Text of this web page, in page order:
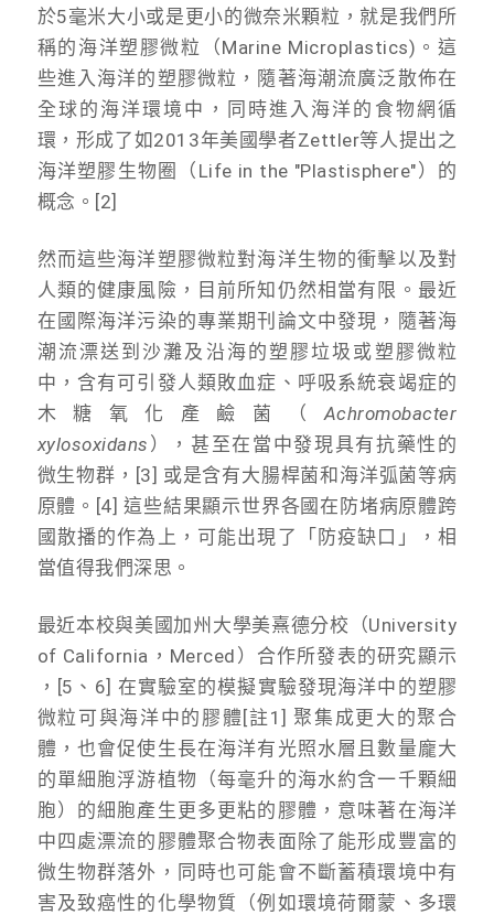
於5毫米大小或是更小的微奈米顆粒，就是我們所
稱的海洋塑膠微粒（Marine Microplastics)。這
些進入海洋的塑膠微粒，隨著海潮流廣泛散佈在
全球的海洋環境中，同時進入海洋的食物網循
環，形成了如2013年美國學者Zettler等人提出之
海洋塑膠生物圈（Life in the "Plastisphere"）的
概念。[2]
然而這些海洋塑膠微粒對海洋生物的衝擊以及對
人類的健康風險，目前所知仍然相當有限。最近
在國際海洋污染的專業期刊論文中發現，隨著海
潮流漂送到沙灘及沿海的塑膠垃圾或塑膠微粒
中，含有可引發人類敗血症、呼吸系統衰竭症的
木糖氧化產鹼菌（ Achromobacter
xylosoxidans ），甚至在當中發現具有抗藥性的
微生物群，[3] 或是含有大腸桿菌和海洋弧菌等病
原體。[4] 這些結果顯示世界各國在防堵病原體跨
國散播的作為上，可能出現了「防疫缺口」，相
當值得我們深思。
最近本校與美國加州大學美熹德分校（University
of California，Merced）合作所發表的研究顯示
，[5、6] 在實驗室的模擬實驗發現海洋中的塑膠
微粒可與海洋中的膠體[註1] 聚集成更大的聚合
體，也會促使生長在海洋有光照水層且數量龐大
的單細胞浮游植物（每毫升的海水約含一千顆細
胞）的細胞產生更多更粘的膠體，意味著在海洋
中四處漂流的膠體聚合物表面除了能形成豐富的
微生物群落外，同時也可能會不斷蓄積環境中有
害及致癌性的化學物質（例如環境荷爾蒙、多環